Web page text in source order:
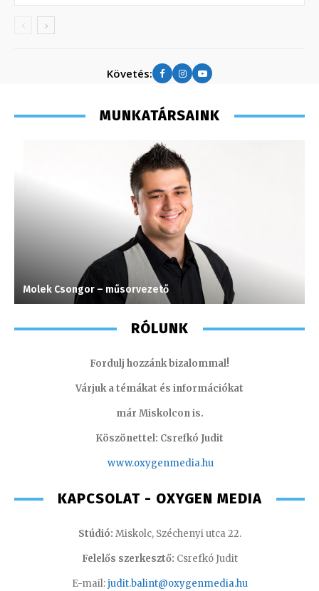
Követés:
MUNKATÁRSAINK
Molek Csongor – műsorvezető
RÓLUNK
Fordulj hozzánk bizalommal!
Várjuk a témákat és információkat
már Miskolcon is.
Köszönettel: Csrefkó Judit
www.oxygenmedia.hu
KAPCSOLAT - OXYGEN MEDIA
Stúdió: Miskolc, Széchenyi utca 22.
Felelős szerkesztő: Csrefkó Judit
E-mail:judit.balint@oxygenmedia.hu